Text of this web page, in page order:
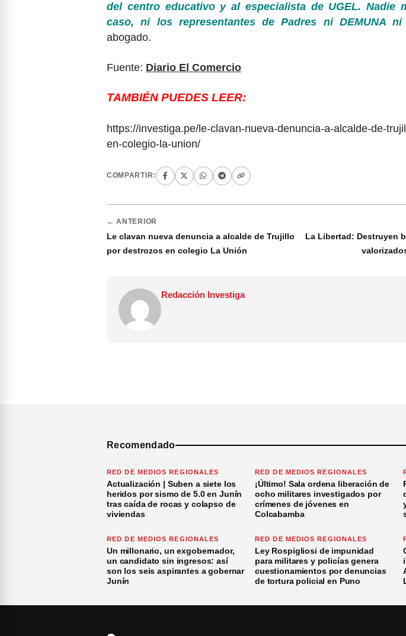
del centro educativo y al especialista de UGEL. Nadie
caso, ni los representantes de Padres ni DEMUNA
abogado.
Fuente: Diario El Comercio
TAMBIÉN PUEDES LEER:
https://investiga.pe/le-clavan-nueva-denuncia-a-alcalde-de-
en-colegio-la-union/
COMPARTIR:
← ANTERIOR
Le clavan nueva denuncia a alcalde de Trujillo
por destrozos en colegio La Unión
La Libertad: Destruyen
Redacción Investiga
Recomendado
RED DE MEDIOS REGIONALES
Actualización | Suben a siete los
heridos por sismo de 5.0 en Junín
tras caída de rocas y colapso de
viviendas
RED DE MEDIOS REGIONALES
¡Último! Sala ordena liberación de
ocho militares investigados por
crímenes de jóvenes en
Colcabamba
RED DE MEDIOS REGIONALES
Un millonario, un exgobernador,
un candidato sin ingresos: así
son los seis aspirantes a gobernar
Junín
RED DE MEDIOS REGIONALES
Ley Rospigliosi de impunidad
para militares y policías genera
cuestionamientos por denuncias
de tortura policial en Puno